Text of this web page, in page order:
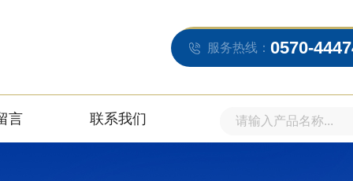
服务热线： 0570-
言 联系我们